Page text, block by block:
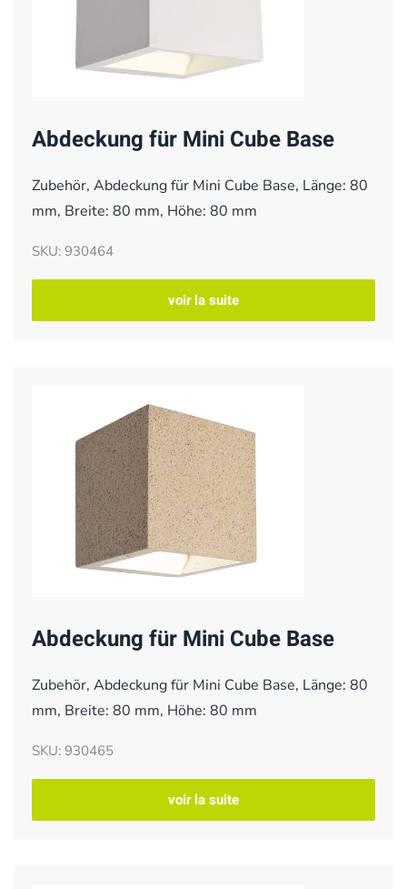
Abdeckung für Mini Cube Base
Zubehör, Abdeckung für Mini Cube Base, Länge: 80
mm, Breite: 80 mm, Höhe: 80 mm
SKU: 930464
voir la suite
Abdeckung für Mini Cube Base
Zubehör, Abdeckung für Mini Cube Base, Länge: 80
mm, Breite: 80 mm, Höhe: 80 mm
SKU: 930465
voir la suite